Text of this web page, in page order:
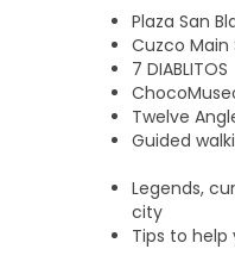
Si lo desea,
compartir un
especiales.
Únete a
auténtica
Plaza San
Cuzco Main
7 DIABLITOS
Twelve
Guided
Legends,
city
Tips to